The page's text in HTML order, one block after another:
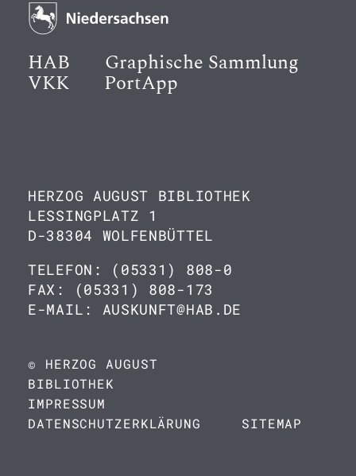
HAB Graphische Sammlung
VKK PortApp
HERZOG AUGUST BIBLIOTHEK
LESSINGPLATZ 1
D-38304 WOLFENBÜTTEL
TELEFON: (05331) 808-0
FAX: (05331) 808-173
E-MAIL: AUSKUNFT@HAB.DE
© HERZOG AUGUST
BIBLIOTHEK
IMPRESSUM
DATENSCHUTZERKLÄRUNG
SITEMAP